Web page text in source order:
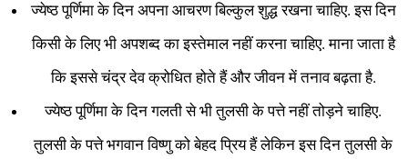
ज्येष्ठ पूर्णिमा के दिन अपना आचरण बिल्कुल शुद्ध रखना चाहिए. इस दिन
किसी के लिए भी अपशब्द का इस्तेमाल नहीं करना चाहिए. माना जाता है
कि इससे चंद्र देव क्रोधित होते हैं और जीवन में तनाव बढ़ता है.
ज्येष्ठ पूर्णिमा के दिन गलती से भी तुलसी के पत्ते नहीं तोड़ने चाहिए.
तुलसी के पत्ते भगवान विष्णु को बेहद प्रिय हैं लेकिन इस दिन तुलसी के